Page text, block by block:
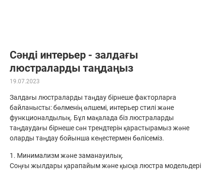
Сәнді интерьер - залдағы
люстраларды таңдаңыз
19.07.2023
Залдағы люстраларды таңдау бірнеше факторларға
байланысты: бөлменің өлшемі, интерьер стилі және
функционалдылық. Бұл мақалада біз люстраларды
таңдаудағы бірнеше сән трендтерін қарастырамыз және
оларды таңдау бойынша кеңестермен бөлісеміз.
1. Минимализм және заманауилық.
Соңғы жылдары қарапайым және қысқа люстра модельдері